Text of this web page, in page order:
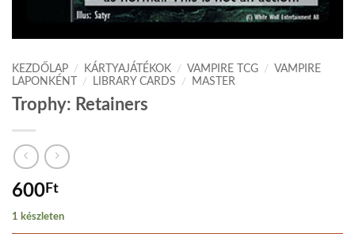
KEZDŐLAP / KÁRTYAJÁTÉKOK / VAMPIRE TCG /
VAMPIRE
LAPONKÉNT
/ LIBRARY CARDS / MASTER
Trophy: Retainers
600Ft
1 készleten